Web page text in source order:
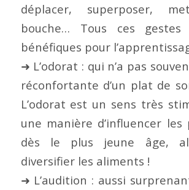
déplacer, superposer,
bouche… Tous ces
bénéfiques pour
➜ L’odorat : qui n’a pas
réconfortante d’un plat de
L’odorat est un sens très
une manière d’influencer les
dès le plus jeune âge,
diversifier les aliments !
➜ L’audition : aussi